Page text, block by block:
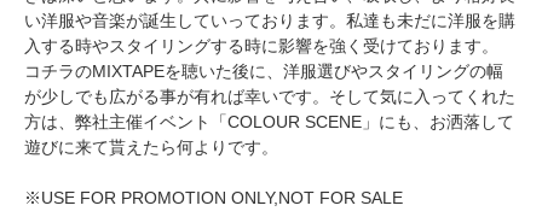
い洋服や音楽が誕生していっております。私達も未だに洋服を購
入する時やスタイリングする時に影響を強く受けております。
コチラのMIXTAPEを聴いた後に、洋服選びやスタイリングの幅
が少しでも広がる事が有れば幸いです。そして気に入ってくれた
方は、弊社主催イベント「COLOUR SCENE」にも、お洒落して
遊びに来て貰えたら何よりです。
※USE FOR PROMOTION ONLY,NOT FOR SALE